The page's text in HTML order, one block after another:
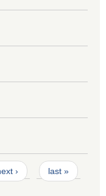
› last »